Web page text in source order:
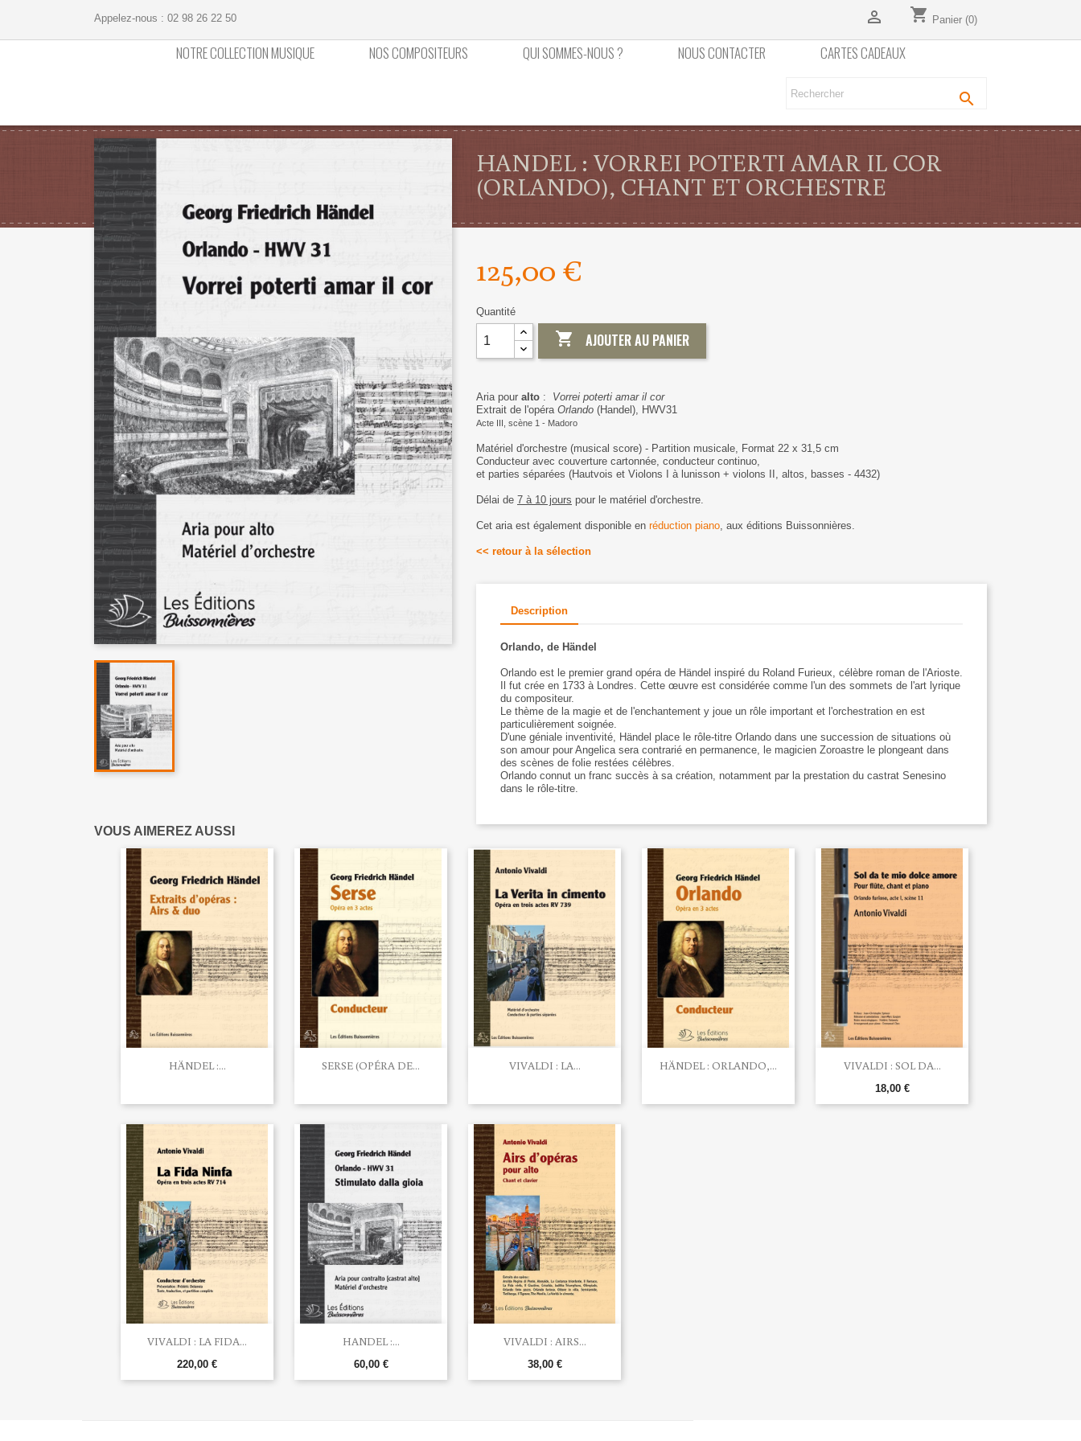
Appelez-nous : 02 98 26 22 50  shopping_cart Panier (0)
NOTRE COLLECTION MUSIQUE NOS COMPOSITEURS QUI SOMMES-NOUS ? NOUS CONTACTER CARTES CADEAUX

HANDEL : VORREI POTERTI AMAR IL COR
(ORLANDO), CHANT ET ORCHESTRE
125,00 €
Quantité
 AJOUTER AU PANIER
Aria pour alto : Vorrei poterti amar il cor
Extrait de l'opéra Orlando (Handel), HWV31
Acte III, scène 1 - Madoro
Matériel d'orchestre (musical score) - Partition musicale, Format 22 x 31,5 cm
Conducteur avec couverture cartonnée, conducteur continuo,
et parties séparées (Hautvois et Violons I à lunisson + violons II, altos, basses - 4432)
Délai de 7 à 10 jours pour le matériel d'orchestre.
Cet aria est également disponible en réduction piano, aux éditions Buissonnières.
<< retour à la sélection
Description
Orlando, de Händel
Orlando est le premier grand opéra de Händel inspiré du Roland Furieux, célèbre roman de l'Arioste.
Il fut crée en 1733 à Londres. Cette œuvre est considérée comme l'un des sommets de l'art lyrique
du compositeur.
Le thème de la magie et de l'enchantement y joue un rôle important et l'orchestration en est
particulièrement soignée.
D'une géniale inventivité, Händel place le rôle-titre Orlando dans une succession de situations où
son amour pour Angelica sera contrarié en permanence, le magicien Zoroastre le plongeant dans
des scènes de folie restées célèbres.
Orlando connut un franc succès à sa création, notamment par la prestation du castrat Senesino
dans le rôle-titre.
VOUS AIMEREZ AUSSI
HÄNDEL :...
Aperçu rapide SERSE (OPÉRA DE...
Aperçu rapide VIVALDI : LA...
Aperçu rapide HÄNDEL : ORLANDO,...
Aperçu rapide VIVALDI : SOL DA...
18,00 €
Aperçu rapide
VIVALDI : LA FIDA...
220,00 €
Aperçu rapide HANDEL :...
60,00 €
Aperçu rapide VIVALDI : AIRS...
38,00 €
Aperçu rapide